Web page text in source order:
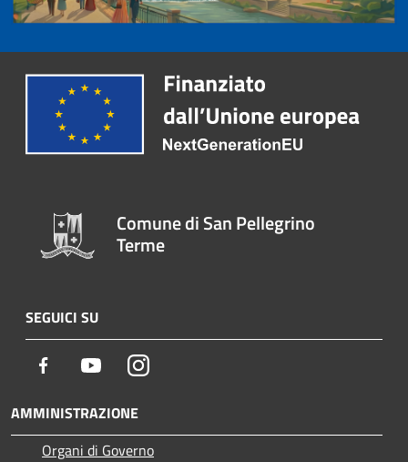
Comune di San Pellegrino
Terme
SEGUICI SU
Facebook YoutubeInstagram
AMMINISTRAZIONE
Organi di Governo